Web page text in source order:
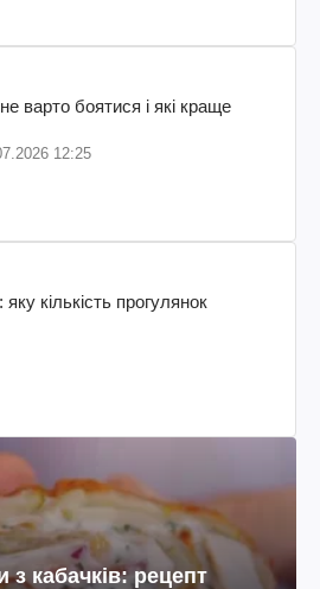
варто боятися і які краще
12:25
кількість прогулянок
кабачків: рецепт